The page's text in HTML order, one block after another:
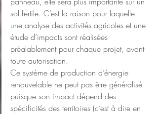
sol fertile. C’est la raison pour laquelle
une analyse des activités agricoles et une
étude d’impacts sont réalisées
préalablement pour chaque projet, avant
toute autorisation.
Ce système de production d’énergie
renouvelable ne peut pas être généralisé
puisque son impact dépend des
spécificités des territoires (c’est à dire en